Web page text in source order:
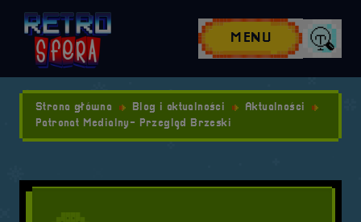
Przejdź do nawigacji
Przejdź do treści
Przejdź do stopki
MENU
Strona główna Blog i aktualności
Aktualności
Patronat Medialny- Przegląd Brzeski